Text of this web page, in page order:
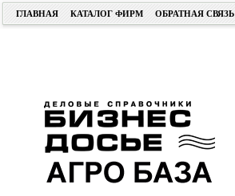
ГЛАВНАЯ КАТАЛОГ ФИРМ ОБРАТНАЯ СВЯЗЬ